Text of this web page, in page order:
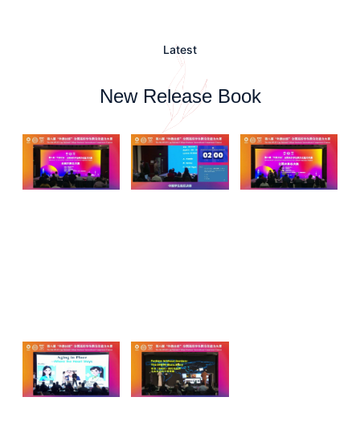
Latest
New Release Book